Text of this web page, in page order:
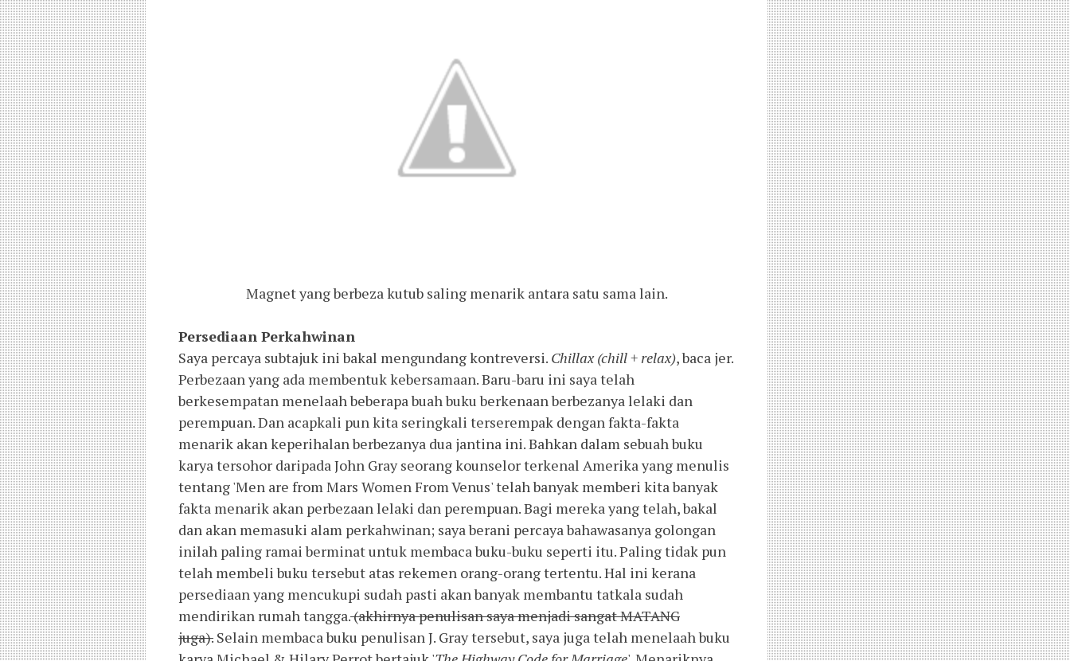
Magnet yang berbeza kutub saling menarik antara satu sama lain.
Persediaan Perkahwinan
Saya percaya subtajuk ini bakal mengundang kontreversi. Chillax (chill + relax), baca jer.
Perbezaan yang ada membentuk kebersamaan. Baru-baru ini saya telah
berkesempatan menelaah beberapa buah buku berkenaan berbezanya lelaki dan
perempuan. Dan acapkali pun kita seringkali terserempak dengan fakta-fakta
menarik akan keperihalan berbezanya dua jantina ini. Bahkan dalam sebuah buku
karya tersohor daripada John Gray seorang kounselor terkenal Amerika yang menulis
tentang 'Men are from Mars Women From Venus' telah banyak memberi kita banyak
fakta menarik akan perbezaan lelaki dan perempuan. Bagi mereka yang telah, bakal
dan akan memasuki alam perkahwinan; saya berani percaya bahawasanya golongan
inilah paling ramai berminat untuk membaca buku-buku seperti itu. Paling tidak pun
telah membeli buku tersebut atas rekemen orang-orang tertentu. Hal ini kerana
persediaan yang mencukupi sudah pasti akan banyak membantu tatkala sudah
mendirikan rumah tangga.(akhirnya penulisan saya menjadi sangat MATANG
juga). Selain membaca buku penulisan J. Gray tersebut, saya juga telah menelaah buku